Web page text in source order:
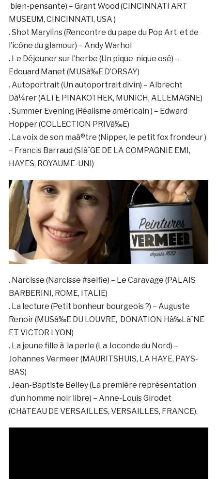
bien-pensante) – Grant Wood (CINCINNATI ART
MUSEUM, CINCINNATI, USA )
. Shot Marylins (Rencontre du pape du Pop Art et de
l’icône du glamour) – Andy Warhol
. Le Déjeuner sur l’herbe (Un pique-nique osé) –
Edouard Manet (MUSà‰E D’ORSAY)
. Autoportrait (Un autoportrait divin) – Albrecht
Dà¼rer (ALTE PINAKOTHEK, MUNICH, ALLEMAGNE)
. Summer Evening (Réalisme américain ) – Edward
Hopper (COLLECTION PRIVà‰E)
. La voix de son maà®tre (Nipper, le petit fox frondeur )
– Francis Barraud (SIàˆGE DE LA COMPAGNIE EMI,
HAYES, ROYAUME-UNI)
. Narcisse (Narcisse #selfie) – Le Caravage (PALAIS
BARBERINI, ROME, ITALIE)
. La lecture (Petit bonheur bourgeois ?) – Auguste
Renoir (MUSà‰E DU LOUVRE, DONATION Hà‰LàˆNE
ET VICTOR LYON)
. La jeune fille à la perle (La Joconde du Nord) –
Johannes Vermeer (MAURITSHUIS, LA HAYE, PAYS-
BAS)
. Jean-Baptiste Belley (La première représentation
d’un homme noir libre) – Anne-Louis Girodet
(CHâTEAU DE VERSAILLES, VERSAILLES, FRANCE).